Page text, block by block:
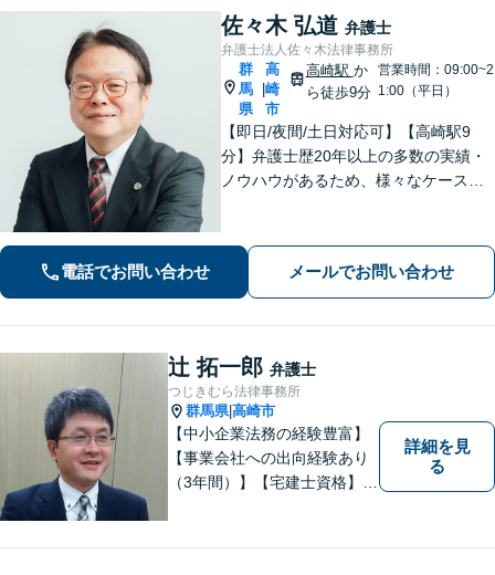
佐々木 弘道 弁護士
弁護士法人佐々木法律事務所
群
馬
県
高
崎
市
高崎駅 か
ら徒歩9分
営業時間：09:00~2
1:00（平日）
【即日/夜間/土日対応可】【高崎駅9
分】弁護士歴20年以上の多数の実績・
ノウハウがあるため、様々なケースで
験・ノウハウを活かして共同して取り
組んでいきます。
電話でお問い合わせ メールでお問い合わせ
辻 拓一郎 弁護士
つじきむら法律事務所
群馬県|高崎市
【中小企業法務の経験豊富】
【事業会社への出向経験あり
（3年間）】【宅建士資格】信
詳細を見
る